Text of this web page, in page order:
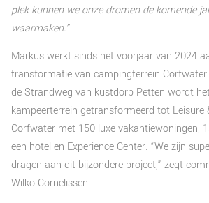
plek kunnen we onze dromen de komende
waarmaken.”
Markus werkt sinds het voorjaar van 2024
transformatie van campingterrein
de Strandweg van kustdorp Petten wordt
kampeerterrein getransformeerd tot Leisure
Corfwater met 150 luxe vakantiewoningen,
een hotel en Experience Center. “We zijn
dragen aan dit bijzondere project,” zegt
Wilko Cornelissen.